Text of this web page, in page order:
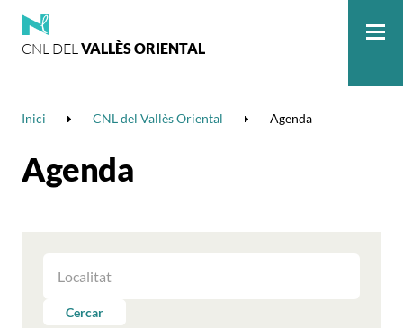
CNL DELVALLÈS ORIENTAL
Inici CNL del Vallès Oriental Agenda
Agenda
LES
PERCercar